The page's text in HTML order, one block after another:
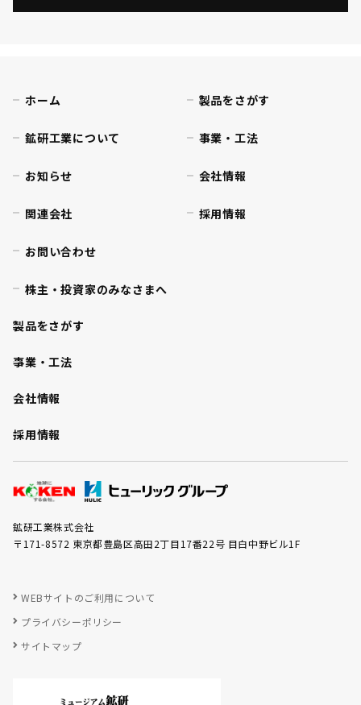
ホーム
鉱研工業について
お知らせ
関連会社
製品をさがす
事業・工法
会社情報
採用情報
お問い合わせ
株主・投資家のみなさまへ
製品をさがす
事業・工法
会社情報
採用情報
鉱研工業株式会社
〒171-8572 東京都豊島区高田2丁目17番22号 目白中野ビル1F
WEBサイトのご利用について
プライバシーポリシー
サイトマップ